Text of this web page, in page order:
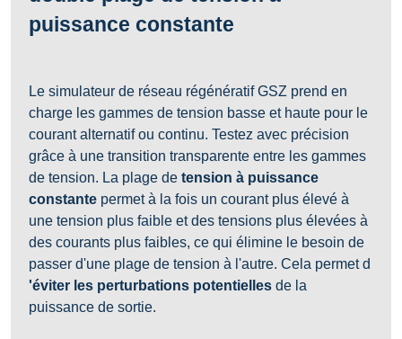
puissance constante
Le simulateur de réseau régénératif GSZ prend en
charge les gammes de tension basse et haute pour le
courant alternatif ou continu. Testez avec précision
grâce à une transition transparente entre les gammes
de tension. La plage de tension à puissance
constante permet à la fois un courant plus élevé à
une tension plus faible et des tensions plus élevées à
des courants plus faibles, ce qui élimine le besoin de
passer d'une plage de tension à l'autre. Cela permet d
'éviter les perturbations potentielles de la
puissance de sortie.